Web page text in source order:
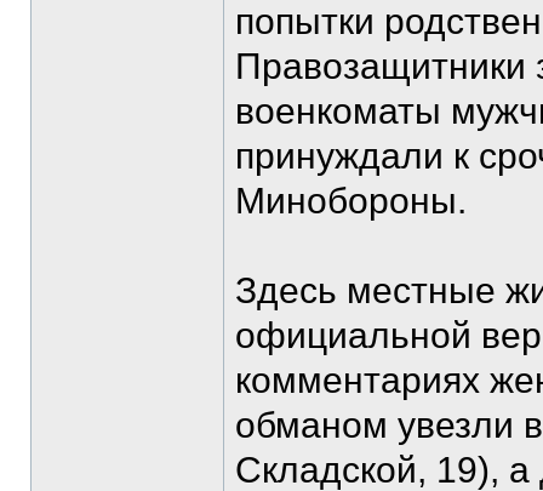
попытки
Правозащитники
военкоматы
принуждали к
Минобороны.
Здесь местные
официальной
комментариях
обманом увезли
Складской, 19), а